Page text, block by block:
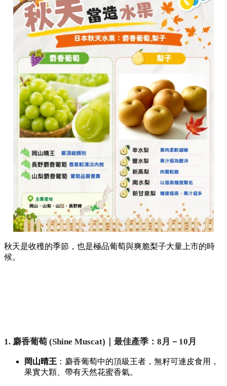
秋天是收穫的季節，也是極品葡萄與爽脆梨子大量上市的時
候。
1. 麝香葡萄 (Shine Muscat)｜最佳產季：8月－10月
岡山晴王 ：麝香葡萄中的頂級王者，無籽可連皮食用，
果實大顆、帶有天然花蜜香氣。